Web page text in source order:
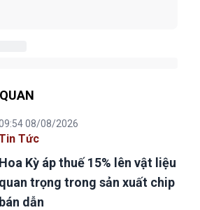
08/08/2026
Tức
Hoa Kỳ áp thuế 15% lên vật liệu
quan trọng trong sản xuất chip
bán dẫn